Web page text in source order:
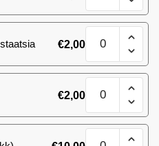
(57)
roosi
kogus
€2,00
(57)
roosi
kogus
€2,00
(57)
roosi
kogus